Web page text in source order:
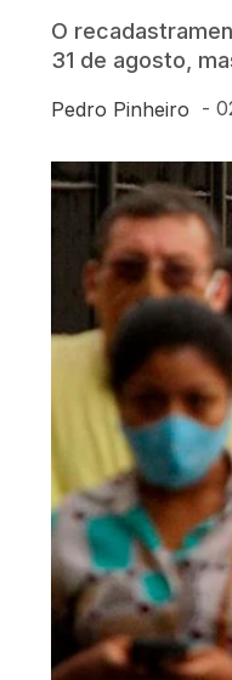
O
31 de agosto,
Pedro Pinheiro -